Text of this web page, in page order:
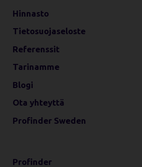
Hinnasto
Tietosuojaseloste
Referenssit
Tarinamme
Blogi
Ota yhteyttä
Profinder Sweden
Profinder